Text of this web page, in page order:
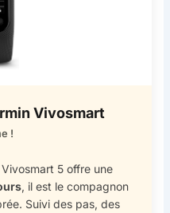
Vivosmart
!
5 offre une
, il est le compagnon
Suivi des pas, des